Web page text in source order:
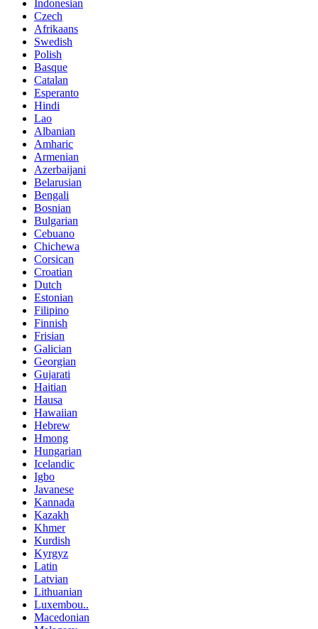
Indonesian
Czech
Afrikaans
Swedish
Polish
Basque
Catalan
Esperanto
Hindi
Lao
Albanian
Amharic
Armenian
Azerbaijani
Belarusian
Bengali
Bosnian
Bulgarian
Cebuano
Chichewa
Corsican
Croatian
Dutch
Estonian
Filipino
Finnish
Frisian
Galician
Georgian
Gujarati
Haitian
Hausa
Hawaiian
Hebrew
Hmong
Hungarian
Icelandic
Igbo
Javanese
Kannada
Kazakh
Khmer
Kurdish
Kyrgyz
Latin
Latvian
Lithuanian
Luxembou..
Macedonian